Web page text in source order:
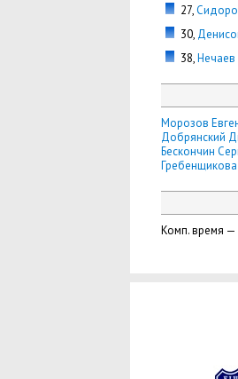
27,
30,
38,Нечаев
Морозов
Добрянский
Бескончин
Комп. время —